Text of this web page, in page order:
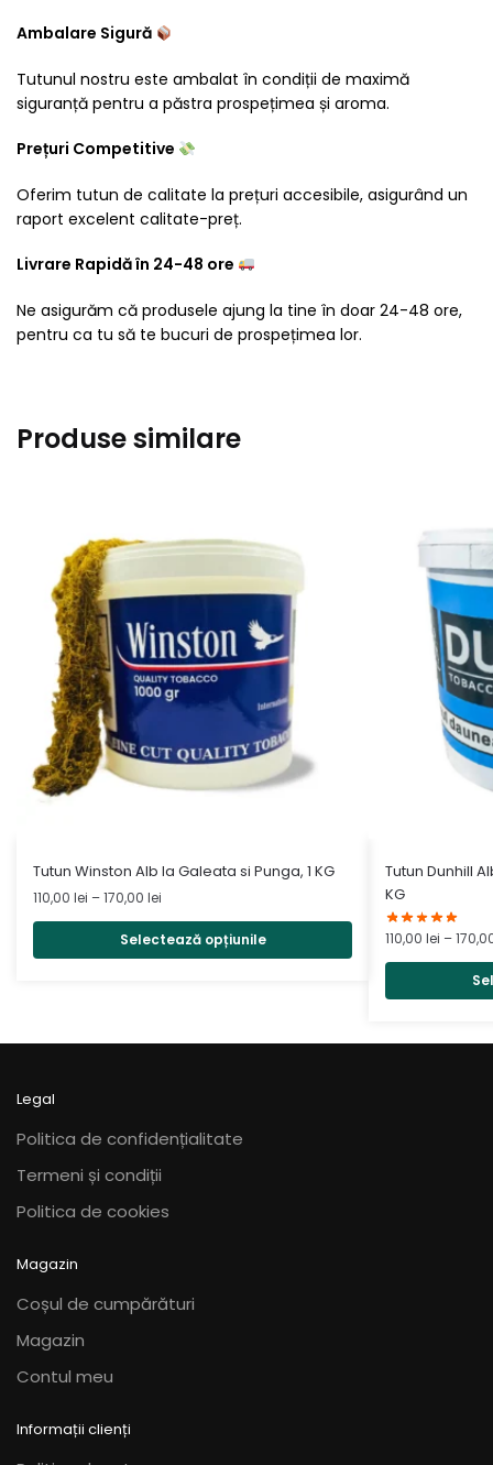
Ambalare Sigură
Tutunul nostru este ambalat în condiții de maximă
siguranță pentru a păstra prospețimea și aroma.
Prețuri Competitive
Oferim tutun de calitate la prețuri accesibile, asigurând un
raport excelent calitate-preț.
Livrare Rapidă în 24-48 ore
Ne asigurăm că produsele ajung la tine în doar 24-48 ore,
pentru ca tu să te bucuri de prospețimea lor.
Produse similare
Tutun Winston Alb la Galeata si Punga, 1 KG
110,00 lei –170,00 lei
de
prețuri:
110,00 lei
Selectează opțiunile
Acest
produs
are
alese
în
produsului.
Tutun Dunhill
KG
110,00 lei –
Acest
produs
are
mai
multe
variații.
Legal
Politica de confidențialitate
Termeni și condiții
Politica de cookies
Magazin
Coșul de cumpărături
Magazin
Contul meu
Informații clienți